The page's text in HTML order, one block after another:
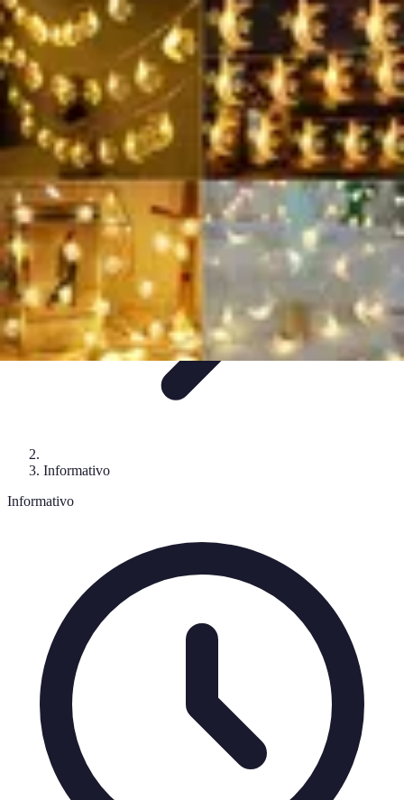
Soluciones Solares
Evaluación y FinanciamientoGuía de InstalaciónTutoriales
Selección
de Sistemas Solares
Beneficios y Ahorro
Soluciones Solares
Informativo
Informativo